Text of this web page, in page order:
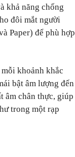
khả năng chống
đôi mắt người
Paper) để phù hợp
khoảnh khắc
bật âm lượng đến
âm chân thực, giúp
trong một rạp